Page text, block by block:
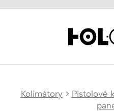
Kolimátory > Pistolové